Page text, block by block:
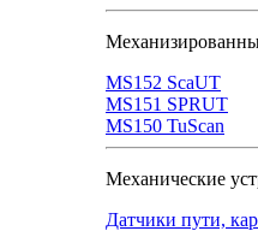
MS152 SсaUT
MS151 SPRUT
MS150 TuScan
Механические
Датчики пути,